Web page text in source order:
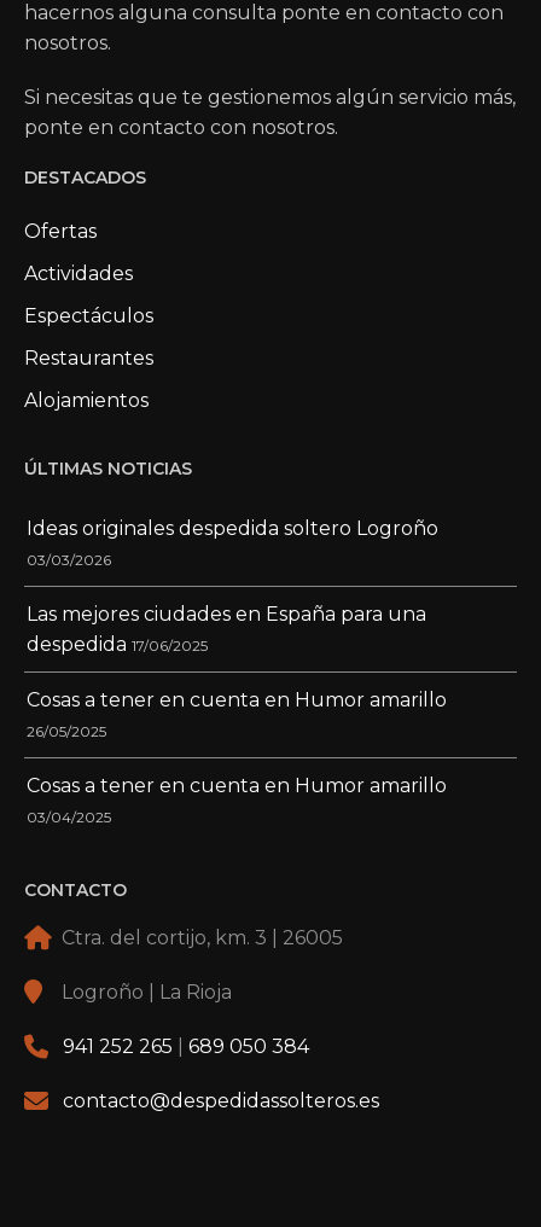
hacernos alguna consulta ponte en contacto con
nosotros.
Si necesitas que te gestionemos algún servicio más,
ponte en contacto con nosotros.
DESTACADOS
Ofertas
Actividades
Espectáculos
Restaurantes
Alojamientos
ÚLTIMAS NOTICIAS
Ideas originales despedida soltero Logroño
03/03/2026
Las mejores ciudades en España para una
despedida 17/06/2025
Cosas a tener en cuenta en Humor amarillo
26/05/2025
Cosas a tener en cuenta en Humor amarillo
03/04/2025
CONTACTO
Ctra. del cortijo, km. 3 | 26005
Logroño | La Rioja
941 252 265 689 050 384
contacto@despedidassolteros.es